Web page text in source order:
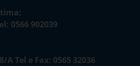
0566 902039
Tel e Fax: 0565 32036